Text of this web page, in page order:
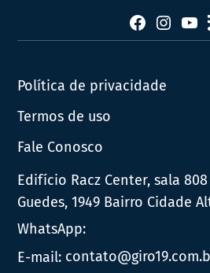
Facebook
Política de privacidade
Termos de uso
Fale Conosco
Edifício Racz Center, sala
Guedes, 1949 Bairro Cidade
WhatsApp:
E-mail: